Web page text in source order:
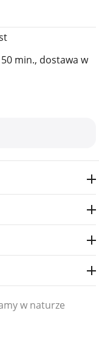
min., dostawa w​​
w naturze